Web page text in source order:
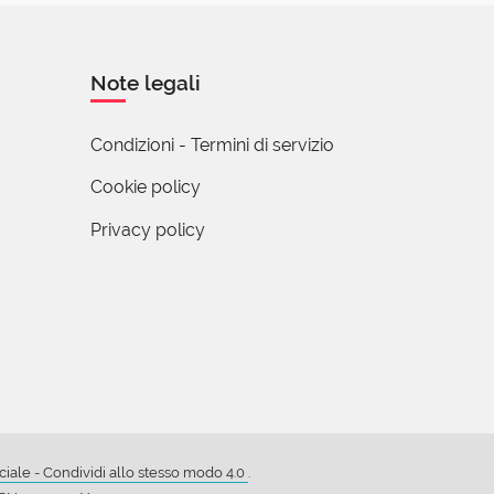
Note legali
Condizioni - Termini di servizio
Cookie policy
Privacy policy
- Condividi allo stesso modo 4.0